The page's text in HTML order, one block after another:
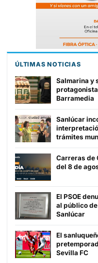
ÚLTIMAS NOTICIAS
Salmarina y
Barramedia
Sanlúcar
trámites
Carreras de
del 8 de
El PSOE
al público
Sanlúcar
El
Sevilla FC